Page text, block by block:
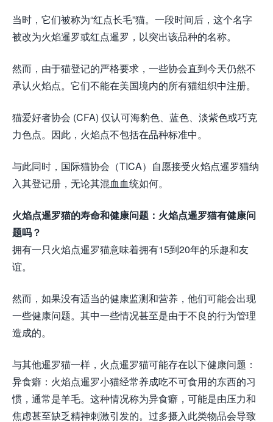
当时，它们被称为“红点长毛”猫。一段时间后，这个名字
被改为火焰暹罗或红点暹罗，以突出该品种的名称。
然而，由于猫登记的严格要求，一些协会直到今天仍然不
承认火焰点。它们不能在美国境内的所有猫组织中注册。
猫爱好者协会 (CFA) 仅认可海豹色、蓝色、淡紫色或巧克
力色点。因此，火焰点不包括在品种标准中。
与此同时，国际猫协会（TICA）自愿接受火焰点暹罗猫纳
入其登记册，无论其混血血统如何。
火焰点暹罗猫的寿命和健康问题：火焰点暹罗猫有健康问
题吗？
拥有一只火焰点暹罗猫意味着拥有15到20年的乐趣和友
谊。
然而，如果没有适当的健康监测和营养，他们可能会出现
一些健康问题。其中一些情况甚至是由于不良的行为管理
造成的。
与其他暹罗猫一样，火点暹罗猫可能存在以下健康问题：
异食癖：火焰点暹罗小猫经常养成吃不可食用的东西的习
惯，通常是羊毛。这种情况称为异食癖，可能是由压力和
焦虑甚至缺乏精神刺激引发的。过多摄入此类物品会导致